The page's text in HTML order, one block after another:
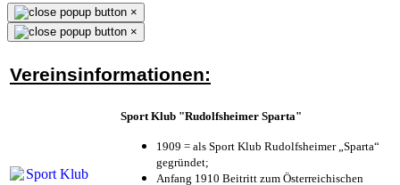
×
×
Vereinsinformationen:
Sport Klub "Rudolfsheimer Sparta"
1909 = als Sport Klub Rudolfsheimer „Sparta“
gegründet;
Anfang 1910 Beitritt zum Österreichischen